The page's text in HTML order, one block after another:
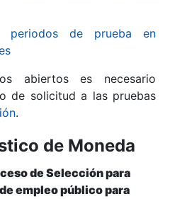
periodos de prueba en
abiertos es necesario
de solicitud a las pruebas
.
de Moneda
de Selección para
empleo público para